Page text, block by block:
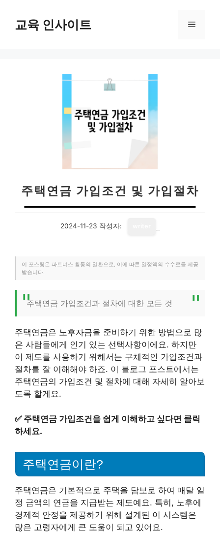
교육 인사이트 메
주택연금 가입조건 및 가입절차
2024-11-23 작성자:
이 포스팅은 파트너스 활동의 일환으로, 이에 따른 일정액의 수수료를 제공
받습니다.
주택연금 가입조건과 절차에 대한 모든 것
주택연금은 노후자금을 준비하기 위한 방법으로 많
은 사람들에게 인기 있는 선택사항이에요. 하지만
이 제도를 사용하기 위해서는 구체적인 가입조건과
절차를 잘 이해해야 하죠. 이 블로그 포스트에서는
주택연금의 가입조건 및 절차에 대해 자세히 알아보
도록 할게요.
✅ 주택연금 가입조건을 쉽게 이해하고 싶다면 클릭
하세요.
주택연금이란?
주택연금은 기본적으로 주택을 담보로 하여 매달 일
정 금액의 연금을 지급받는 제도예요. 특히, 노후에
경제적 안정을 제공하기 위해 설계된 이 시스템은
많은 고령자에게 큰 도움이 되고 있어요.